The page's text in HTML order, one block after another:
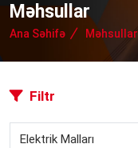
Məhsullar
Ana Səhifə Məhsullar
Filtr
Elektrik Malları